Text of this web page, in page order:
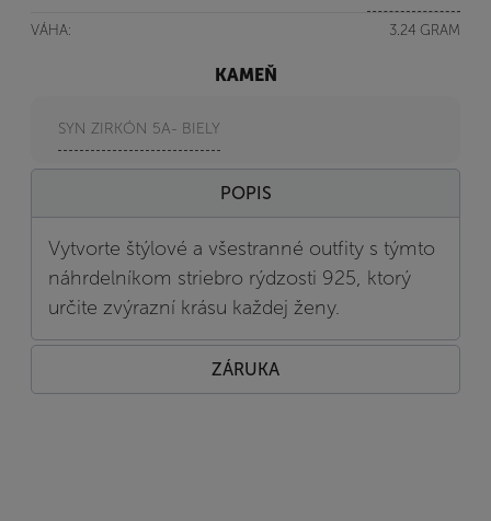
VÁHA: 3.24 GRAM
KAMEŇ
SYN ZIRKÓN 5A- BIELY
POPIS
Vytvorte štýlové a všestranné outfity s týmto
náhrdelníkom striebro rýdzosti 925, ktorý
určite zvýrazní krásu každej ženy.
ZÁRUKA